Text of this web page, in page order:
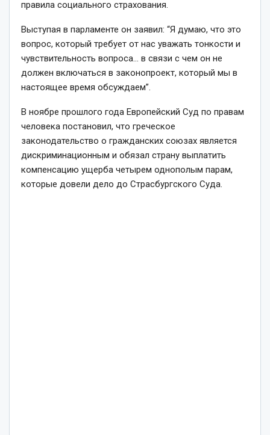
правила социального страхования.
Выступая в парламенте он заявил: “Я думаю, что это
вопрос, который требует от нас уважать тонкости и
чувствительность вопроса… в связи с чем он не
должен включаться в законопроект, который мы в
настоящее время обсуждаем”.
В ноябре прошлого года Европейский Суд по правам
человека постановил, что греческое
законодательство о гражданских союзах является
дискриминационным и обязал страну выплатить
компенсацию ущерба четырем однополым парам,
которые довели дело до Страсбургского Суда.